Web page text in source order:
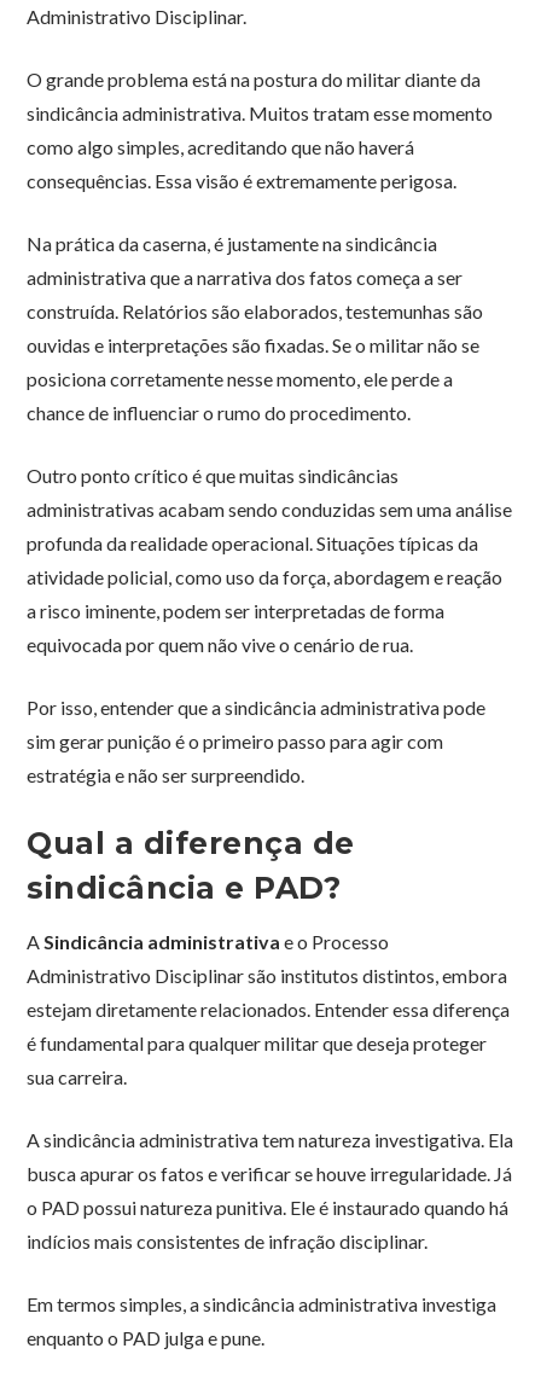
Administrativo Disciplinar.
O grande problema está na postura do militar diante da
sindicância administrativa. Muitos tratam esse momento
como algo simples, acreditando que não haverá
consequências. Essa visão é extremamente perigosa.
Na prática da caserna, é justamente na sindicância
administrativa que a narrativa dos fatos começa a ser
construída. Relatórios são elaborados, testemunhas são
ouvidas e interpretações são fixadas. Se o militar não se
posiciona corretamente nesse momento, ele perde a
chance de influenciar o rumo do procedimento.
Outro ponto crítico é que muitas sindicâncias
administrativas acabam sendo conduzidas sem uma análise
profunda da realidade operacional. Situações típicas da
atividade policial, como uso da força, abordagem e reação
a risco iminente, podem ser interpretadas de forma
equivocada por quem não vive o cenário de rua.
Por isso, entender que a sindicância administrativa pode
sim gerar punição é o primeiro passo para agir com
estratégia e não ser surpreendido.
Qual a diferença de
sindicância e PAD?
A Sindicância administrativa e o Processo
Administrativo Disciplinar são institutos distintos, embora
estejam diretamente relacionados. Entender essa diferença
é fundamental para qualquer militar que deseja proteger
sua carreira.
A sindicância administrativa tem natureza investigativa. Ela
busca apurar os fatos e verificar se houve irregularidade. Já
o PAD possui natureza punitiva. Ele é instaurado quando há
indícios mais consistentes de infração disciplinar.
Em termos simples, a sindicância administrativa investiga
enquanto o PAD julga e pune.